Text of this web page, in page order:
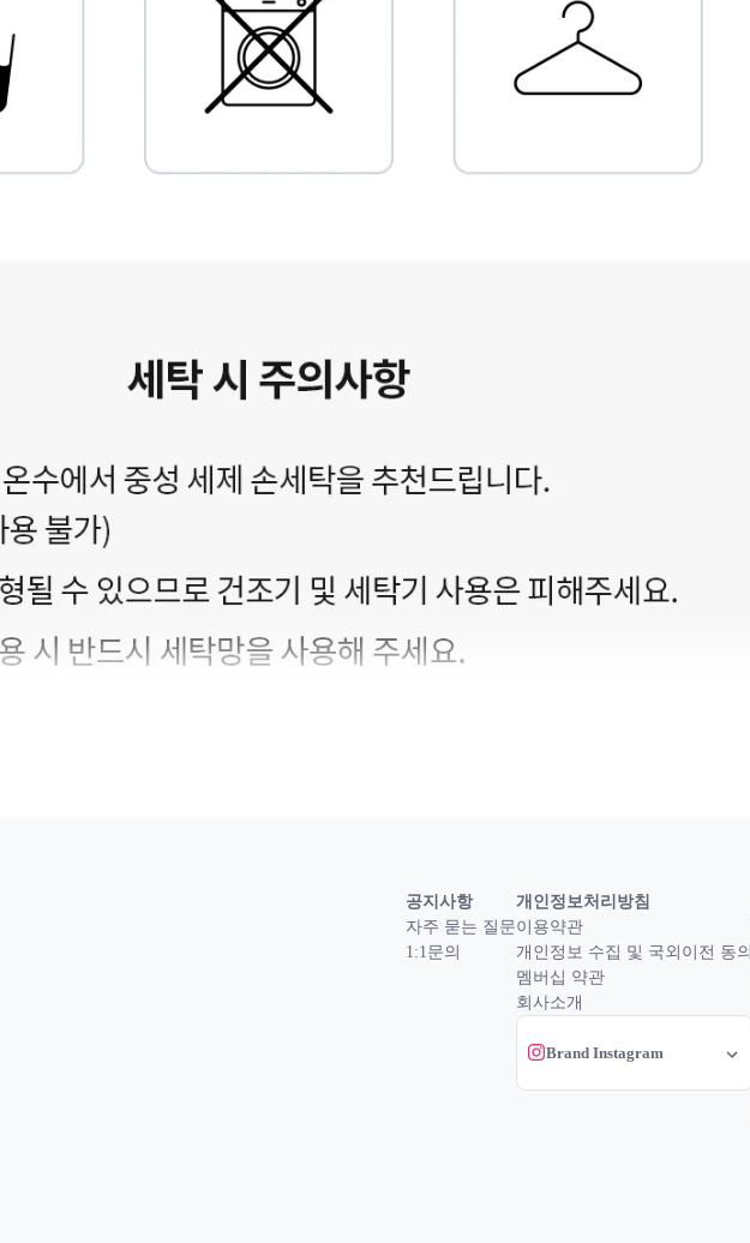
공지사항
자주 묻는 질문
1:1문의
개인정보처리방침
이용약관
개인정보 수집 및 국외이전 동의
멤버십 약관
회사소개
Brand Instagram